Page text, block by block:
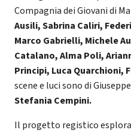
Compagnia dei Giovani di
Ausili, Sabrina Caliri,
Marco Gabrielli, Michele
Catalano, Alma Poli,
Principi, Luca Quarchioni,
scene e luci sono di
Stefania Cempini.
Il progetto registico